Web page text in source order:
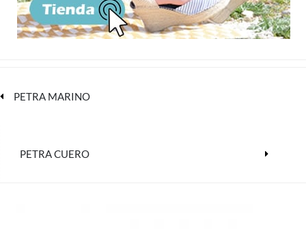
PETRA MARINO
PETRA CUERO